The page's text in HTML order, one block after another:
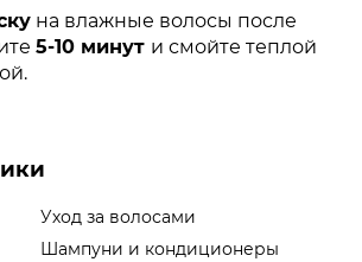
на влажные волосы после
5-10 минут и смойте теплой
Уход за волосами
Шампуни и кондиционеры